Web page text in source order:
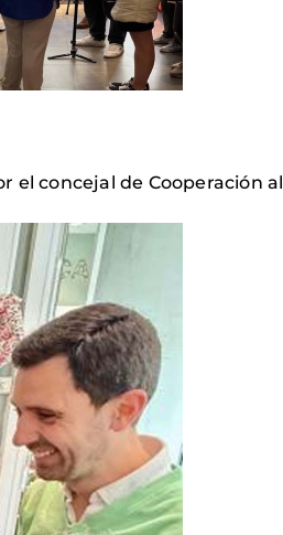
el concejal de Cooperación al